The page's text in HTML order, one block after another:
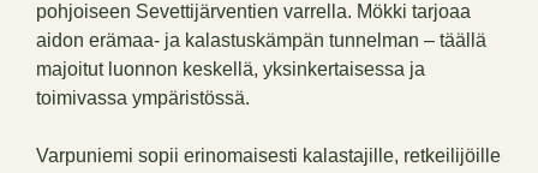
pohjoiseen Sevettijärventien varrella. Mökki tarjoaa
aidon erämaa- ja kalastuskämpän tunnelman – täällä
majoitut luonnon keskellä, yksinkertaisessa ja
toimivassa ympäristössä.
Varpuniemi sopii erinomaisesti kalastajille, retkeilijöille